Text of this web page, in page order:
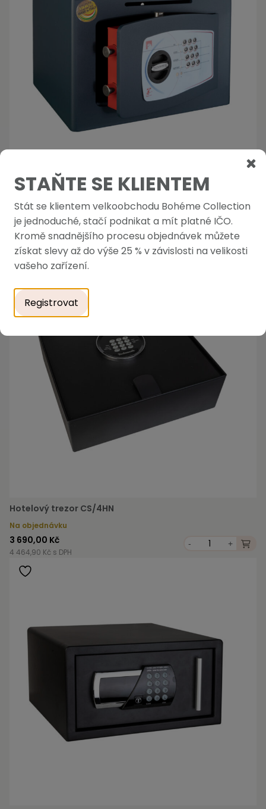
Profesionální trezor na recepci
Na objednávku
16 190,00 Kč
19 589,90 Kč s DPH
- +
Hotelový trezor CS/4HN
Na objednávku
3 690,00 Kč
4 464,90 Kč s DPH
- +
STAŇTE SE KLIENTEM
Stát se klientem velkoobchodu Bohéme Collection
je jednoduché, stačí podnikat a mít platné IČO.
Kromě snadnějšího procesu objednávek můžete
získat slevy až do výše 25 % v závislosti na velikosti
vašeho zařízení.
Registrovat